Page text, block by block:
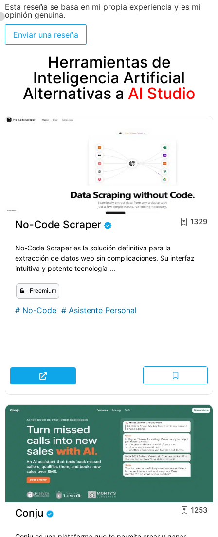
Esta reseña se basa en mi propia experiencia y es mi
opinión genuina.
Enviar una reseña
Herramientas de
Inteligencia Artificial
Alternativas a AI Studio
No-Code Scraper 1329
No-Code Scraper es la solución definitiva para la
extracción de datos web sin complicaciones. Su interfaz
intuitiva y potente tecnología ...
Freemium
# No-Code # Asistente Personal
Conju 1253